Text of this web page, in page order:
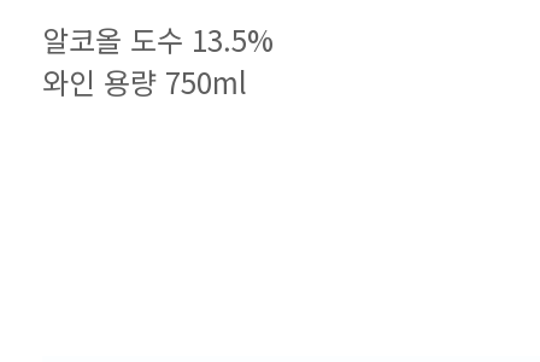
알코올 도수 13.5%
와인 용량 750ml